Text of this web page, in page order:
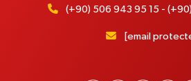
(+90) 506 943 95 15 -
[email